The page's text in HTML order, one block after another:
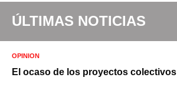
ÚLTIMAS NOTICIAS
OPINIÓN
El ocaso de los proyectos colectivos